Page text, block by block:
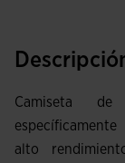
Camiseta
alto